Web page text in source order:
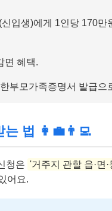
입생)에게 1인당 170만
면 혜택.
부모가족증명서 발급으
는 법 👩‍💼👨‍💻
청은 '거주지 관할 읍·면
어요.